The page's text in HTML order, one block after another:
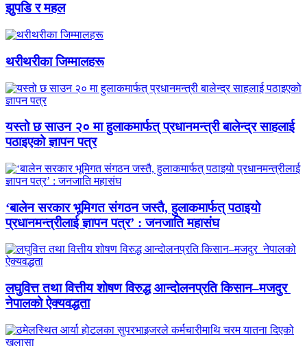
झुपडि र महल
थरीथरीका जिम्मालहरू
यस्तो छ साउन २० मा हुलाकमार्फत् प्रधानमन्त्री बालेन्द्र साहलाई
पठाइएको ज्ञापन पत्र
‘बालेन सरकार भूमिगत संगठन जस्तै, हुलाकमार्फत् पठाइयो
प्रधानमन्त्रीलाई ज्ञापन पत्र’ : जनजाति महासंघ
लघुवित्त तथा वित्तीय शोषण विरुद्ध आन्दोलनप्रति किसान–मजदुर
नेपालको ऐक्यवद्धता